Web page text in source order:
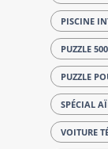
PISCINE
PUZZLE
PUZZLE
SPÉCIAL
VOITURE